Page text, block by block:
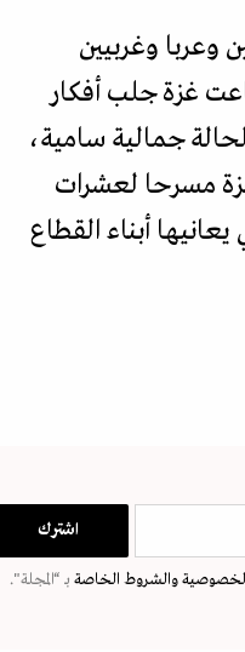
وعربا وغربيين
غزة جلب أفكار
جمالية سامية،
مسرحا لعشرات
أبناء القطاع
والشروط الخاصة بـ “المجلة".